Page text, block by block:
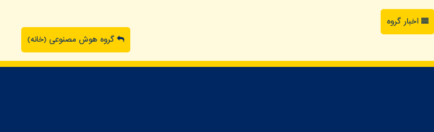
اخبار گروه
گروه هوش مصنوعی (خانه)